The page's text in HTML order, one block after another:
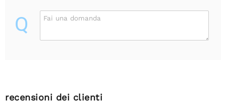
Q Fai una domanda
recensioni dei clienti